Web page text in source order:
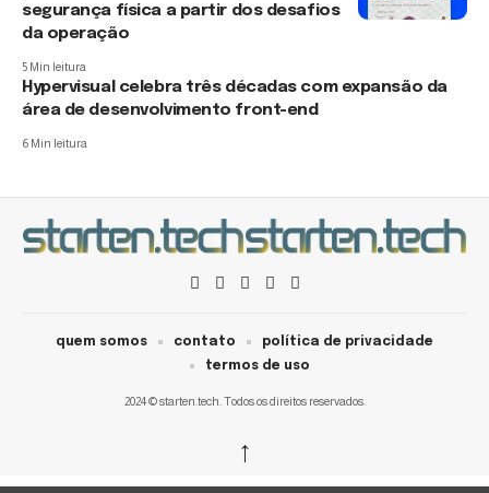
segurança física a partir dos desafios
da operação
5 Min leitura
Hypervisual celebra três décadas com expansão da
área de desenvolvimento front-end
6 Min leitura
2024 © starten.tech. Todos os direitos reservados.
quem somos contato
política de privacidade
termos de uso
↑